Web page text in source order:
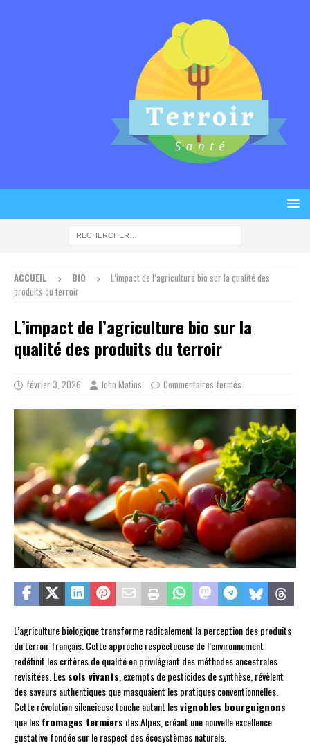
ACCUEIL BIO
L’impact de l’agriculture bio sur la qualité des
produits du terroir
L’impact de l’agriculture bio sur la
qualité des produits du terroir
février 3, 2026 John Matins Commentaires fermés
L’agriculture biologique transforme radicalement la perception des produits
du terroir français. Cette approche respectueuse de l’environnement
redéfinit les critères de qualité en privilégiant des méthodes ancestrales
revisitées. Lessols vivants , exempts de pesticides de synthèse, révèlent
des saveurs authentiques que masquaient les pratiques conventionnelles.
Cette révolution silencieuse touche autant lesvignobles bourguignons
que lesfromages fermiers des Alpes, créant une nouvelle excellence
gustative fondée sur le respect des écosystèmes naturels.